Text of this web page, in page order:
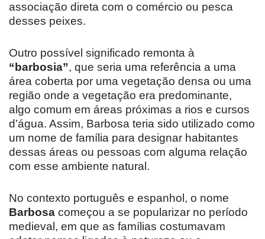
associação direta com o comércio ou pesca
desses peixes.
Outro possível significado remonta à
“barbosia”, que seria uma referência a uma
área coberta por uma vegetação densa ou uma
região onde a vegetação era predominante,
algo comum em áreas próximas a rios e cursos
d’água. Assim, Barbosa teria sido utilizado como
um nome de família para designar habitantes
dessas áreas ou pessoas com alguma relação
com esse ambiente natural.
No contexto português e espanhol, o nome
Barbosa começou a se popularizar no período
medieval, em que as famílias costumavam